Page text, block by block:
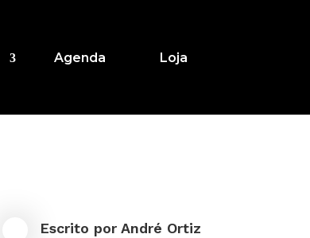
Agenda Loja
Escrito porAndré Ortiz